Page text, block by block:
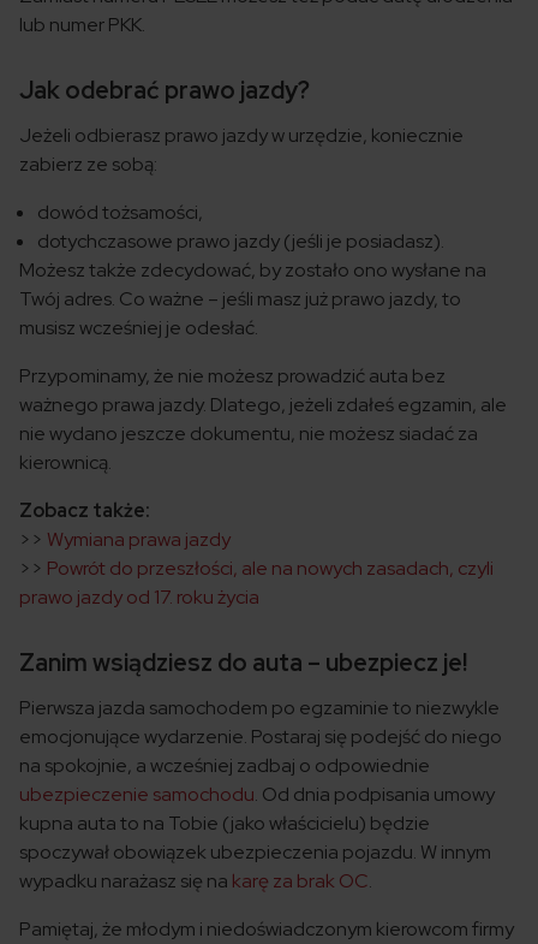
lub numer PKK.
Jak odebrać prawo jazdy?
Jeżeli odbierasz prawo jazdy w urzędzie, koniecznie
zabierz ze sobą:
dowód tożsamości,
dotychczasowe prawo jazdy (jeśli je posiadasz).
Możesz także zdecydować, by zostało ono wysłane na
Twój adres. Co ważne – jeśli masz już prawo jazdy, to
musisz wcześniej je odesłać.
Przypominamy, że nie możesz prowadzić auta bez
ważnego prawa jazdy. Dlatego, jeżeli zdałeś egzamin, ale
nie wydano jeszcze dokumentu, nie możesz siadać za
kierownicą.
Zobacz także:
>> Wymiana prawa jazdy
>> Powrót do przeszłości, ale na nowych zasadach, czyli
prawo jazdy od 17. roku życia
Zanim wsiądziesz do auta – ubezpiecz je!
Pierwsza jazda samochodem po egzaminie to niezwykle
emocjonujące wydarzenie. Postaraj się podejść do niego
na spokojnie, a wcześniej zadbaj o odpowiednie
ubezpieczenie samochodu. Od dnia podpisania umowy
kupna auta to na Tobie (jako właścicielu) będzie
spoczywał obowiązek ubezpieczenia pojazdu. W innym
wypadku narażasz się na karę za brak OC.
Pamiętaj, że młodym i niedoświadczonym kierowcom firmy